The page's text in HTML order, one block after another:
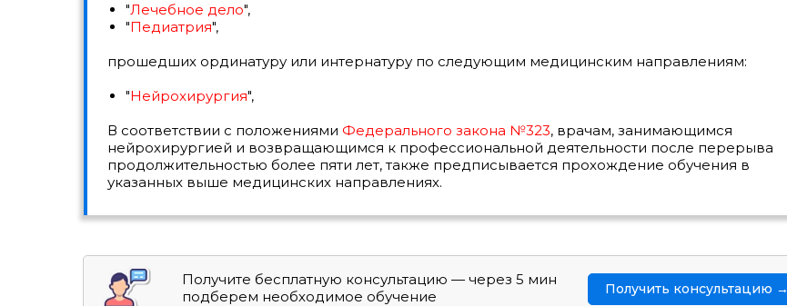
"Лечебное дело",
"Педиатрия",
прошедших ординатуру или интернатуру по следующим медицинским направлениям:
"Нейрохирургия",
В соответствии с положениями Федерального закона №323, врачам, занимающимся
нейрохирургией и возвращающимся к профессиональной деятельности после перерыва
продолжительностью более пяти лет, также предписывается прохождение обучения в
указанных выше медицинских направлениях.
Получите бесплатную консультацию — через 5 мин
подберем необходимое обучение
Получить консультацию →